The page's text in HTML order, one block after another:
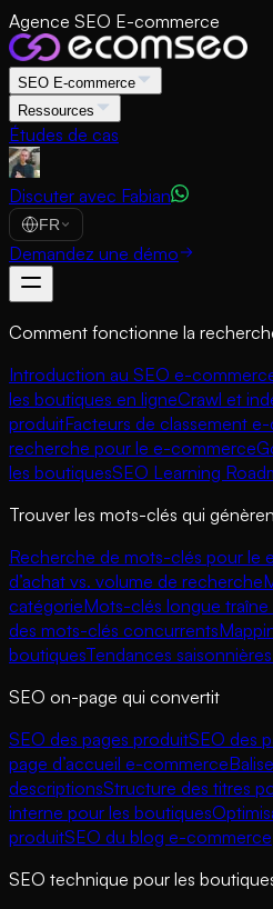
Agence SEO E-commerce
SEO E-commerce
Ressources
Études de cas
Discuter avec Fabian
FR
Demandez une démo
Comment fonctionne la
Introduction au SEO e-
les boutiques en ligneCrawl et
produitFacteurs de classement
recherche pour le e-commerce
les boutiquesSEO Learning
Trouver les mots-clés qui
Recherche de mots-clés pour le
d’achat vs. volume de recherche
catégorieMots-clés longue
des mots-clés concurrents
boutiquesTendances
SEO on-page qui convertit
SEO des pages produitSEO des
page d’accueil e-commerce
descriptionsStructure des titres
interne pour les boutiques
produitSEO du blog e-commerce
SEO technique pour les